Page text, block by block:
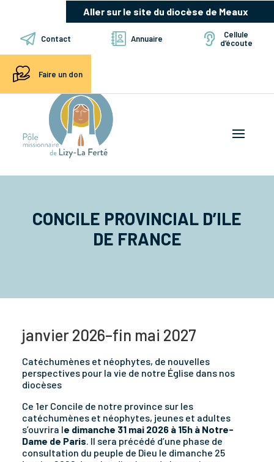
Aller sur le site du diocèse de Meaux
Contact Annuaire
Cellule
d’écoute
Faire un don
CONCILE PROVINCIAL D’ILE
DE FRANCE
janvier 2026–fin mai 2027
Catéchumènes et néophytes, de nouvelles
perspectives pour la vie de notre Église dans nos
diocèses
Ce 1er Concile de notre province sur les
catéchumènes et néophytes, jeunes et adultes
s’ouvrira le dimanche 31 mai 2026 à 15h à Notre-
Dame de Paris. Il sera précédé d’une phase de
consultation du peuple de Dieu le dimanche 25